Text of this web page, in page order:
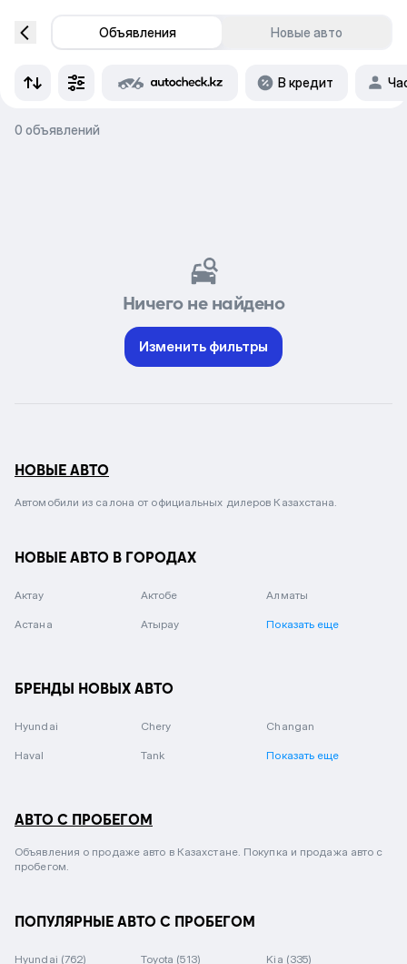
Объявления Новые авто
В кредит
0 объявлений
Ничего не найдено
Изменить фильтры
НОВЫЕ АВТО
Автомобили из салона от официальных дилеров Казахстана.
НОВЫЕ АВТО В ГОРОДАХ
Актау Актобе Алматы
Астана Атырау Показать еще
БРЕНДЫ НОВЫХ АВТО
Hyundai Chery Changan
Haval Tank Показать еще
АВТО С ПРОБЕГОМ
Объявления о продаже авто в Казахстане. Покупка и продажа авто с
пробегом.
ПОПУЛЯРНЫЕ АВТО С ПРОБЕГОМ
Hyundai (762) Toyota (513) Kia (335)